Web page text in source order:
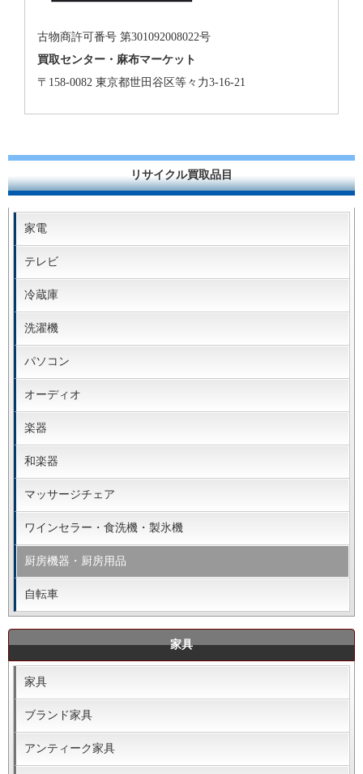
古物商許可番号 第301092008022号
買取センター・麻布マーケット
〒158-0082 東京都世田谷区等々力3-16-21
リサイクル買取品目
家電
テレビ
冷蔵庫
洗濯機
パソコン
オーディオ
楽器
和楽器
マッサージチェア
ワインセラー・食洗機・製氷機
厨房機器・厨房用品
自転車
家具
家具
ブランド家具
アンティーク家具